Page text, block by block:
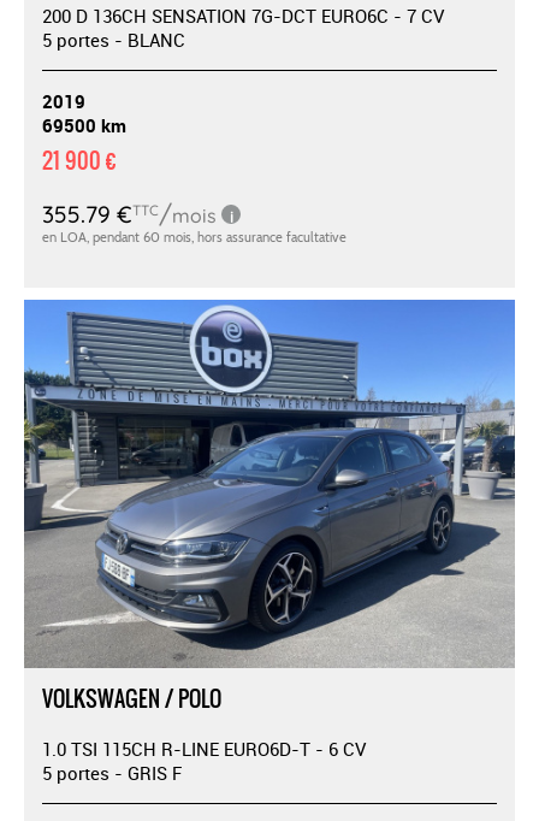
200 D 136CH SENSATION 7G-DCT EURO6C - 7 CV
5 portes - BLANC
2019
69500 km
21 900 €
VOLKSWAGEN / POLO
1.0 TSI 115CH R-LINE EURO6D-T - 6 CV
5 portes - GRIS F